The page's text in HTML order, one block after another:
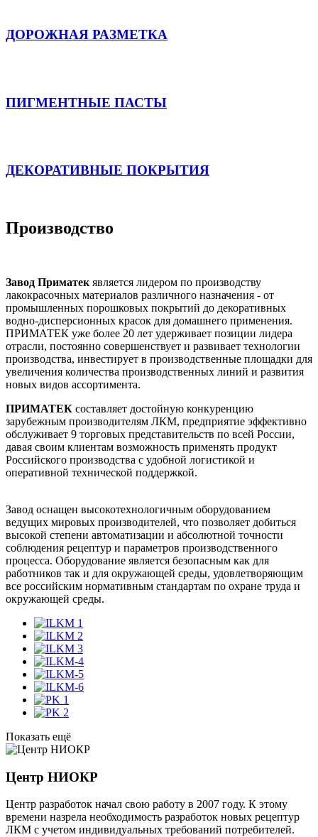
ДОРОЖНАЯ РАЗМЕТКА
ПИГМЕНТНЫЕ ПАСТЫ
ДЕКОРАТИВНЫЕ ПОКРЫТИЯ
Производство
Завод Приматек является лидером по производству
лакокрасочных материалов различного назначения - от
промышленных порошковых покрытий до декоративных
водно-дисперсионных красок для домашнего применения.
ПРИМАТЕК уже более 20 лет удерживает позиции лидера
отрасли, постоянно совершенствует и развивает технологии
производства, инвестирует в производственные площадки для
увеличения количества производственных линий и развития
новых видов ассортимента.
ПРИМАТЕК составляет достойную конкуренцию
зарубежным производителям ЛКМ, предприятие эффективно
обслуживает 9 торговых представительств по всей России,
давая своим клиентам возможность применять продукт
Российского производства с удобной логистикой и
оперативной технической поддержкой.
Завод оснащен высокотехнологичным оборудованием
ведущих мировых производителей, что позволяет добиться
высокой степени автоматизации и абсолютной точности
соблюдения рецептур и параметров производственного
процесса. Оборудование является безопасным как для
работников так и для окружающей среды, удовлетворяющим
все российским нормативным стандартам по охране труда и
окружающей среды.
Показать ещё
Центр НИОКР
Центр разработок начал свою работу в 2007 году. К этому
времени назрела необходимость разработок новых рецептур
ЛКМ с учетом индивидуальных требований потребителей.